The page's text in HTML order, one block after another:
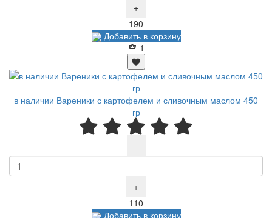
+
190
Добавить в корзину
1
в наличии Вареники с картофелем и сливочным маслом 450
гр
-
+
110
Добавить в корзину